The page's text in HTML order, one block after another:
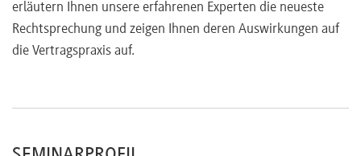
erläutern Ihnen unsere erfahrenen Experten die neueste
Rechtsprechung und zeigen Ihnen deren Auswirkungen auf
die Vertragspraxis auf.